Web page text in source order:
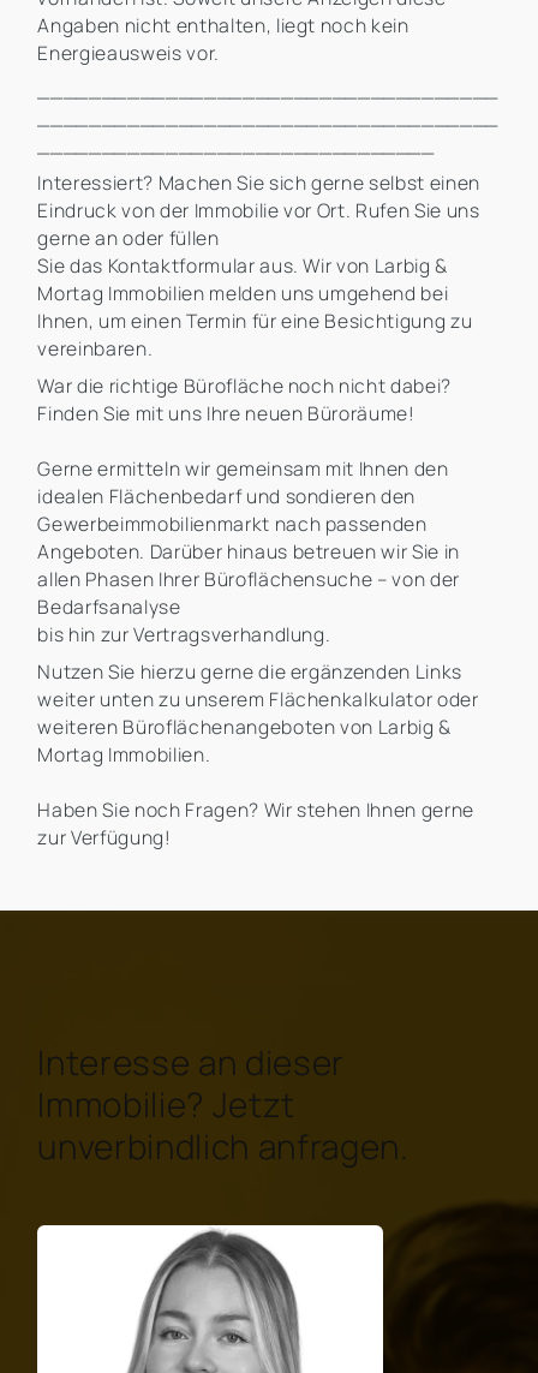
Angaben nicht enthalten, liegt noch kein
Energieausweis vor.
Interessiert? Machen Sie sich gerne selbst einen
Eindruck von der Immobilie vor Ort. Rufen Sie uns
gerne an oder füllen
Sie das Kontaktformular aus. Wir von Larbig &
Mortag Immobilien melden uns umgehend bei
Ihnen, um einen Termin für eine Besichtigung zu
vereinbaren.
War die richtige Bürofläche noch nicht dabei?
Finden Sie mit uns Ihre neuen Büroräume!
Gerne ermitteln wir gemeinsam mit Ihnen den
idealen Flächenbedarf und sondieren den
Gewerbeimmobilienmarkt nach passenden
Angeboten. Darüber hinaus betreuen wir Sie in
allen Phasen Ihrer Büroflächensuche – von der
Bedarfsanalyse
bis hin zur Vertragsverhandlung.
Nutzen Sie hierzu gerne die ergänzenden Links
weiter unten zu unserem Flächenkalkulator oder
weiteren Büroflächenangeboten von Larbig &
Mortag Immobilien.
Haben Sie noch Fragen? Wir stehen Ihnen gerne
zur Verfügung!
Interesse an dieser
Immobilie? Jetzt
unverbindlich anfragen.